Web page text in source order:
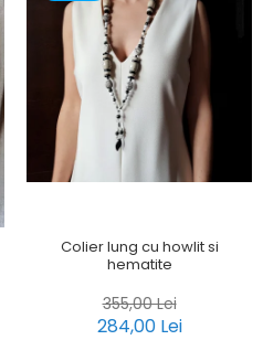
Colier lung cu howlit si
hematite
355,00 Lei
284,00 Lei